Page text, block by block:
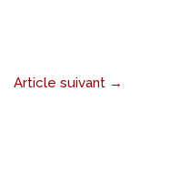
Article suivant →